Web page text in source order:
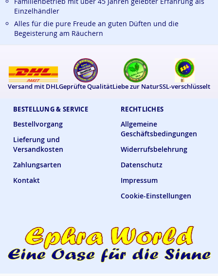
BESTELLUNG & SERVICE
Bestellvorgang
Lieferung und
Versandkosten
Zahlungsarten
Kontakt
RECHTLICHES
Allgemeine
Geschäftsbedingungen
Widerrufsbelehrung
Datenschutz
Impressum
Cookie-Einstellungen
Einzelhändler
Alles für die pure Freude an guten Düften und die
Begeisterung am Räuchern
Versand mit DHLGeprüfte QualitätLiebe zur NaturSSL-verschlüsselt